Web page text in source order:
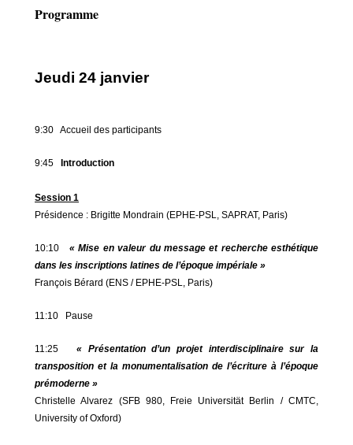
Programme
Jeudi 24 janvier
9:30 Accueil des participants
9:45 Introduction
Session 1
Présidence : Brigitte Mondrain (EPHE-PSL, SAPRAT, Paris)
10:10« Mise en valeur du message et recherche esthétique
dans les inscriptions latines de l’époque impériale »
François Bérard (ENS / EPHE-PSL, Paris)
11:10 Pause
11:25« Présentation d’un projet interdisciplinaire sur la
transposition et la monumentalisation de l’écriture à l’époque
prémoderne »
Christelle Alvarez (SFB 980, Freie Universität Berlin / CMTC,
University of Oxford)